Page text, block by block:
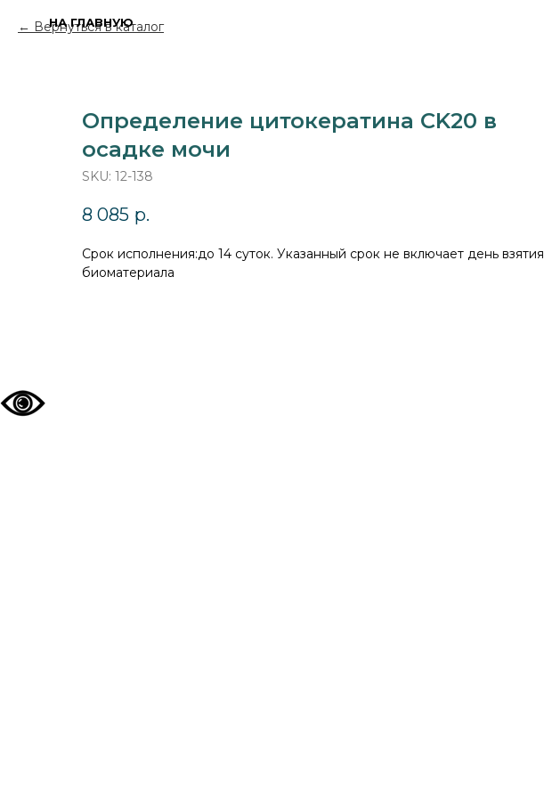
Вернуться в каталог
Определение цитокератина CK20 в
осадке мочи
SKU: 12-138
8 085 р.
Cрок исполнения:до 14 суток. Указанный срок не включает день взятия
биоматериала
НА ГЛАВНУЮ